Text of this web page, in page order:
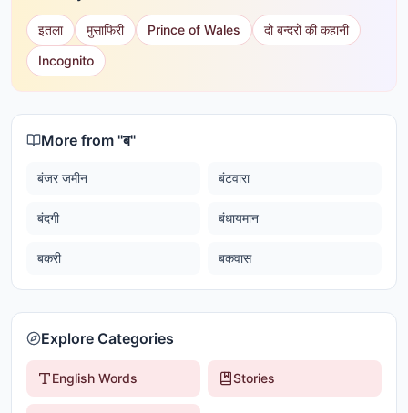
इतला मुसाफिरी Prince of Wales
दो बन्दरों की कहानी
Incognito
More from "ब"
बंजर जमीन बंटवारा
बंदगी बंधायमान
बकरी बकवास
Explore Categories
English Words Stories